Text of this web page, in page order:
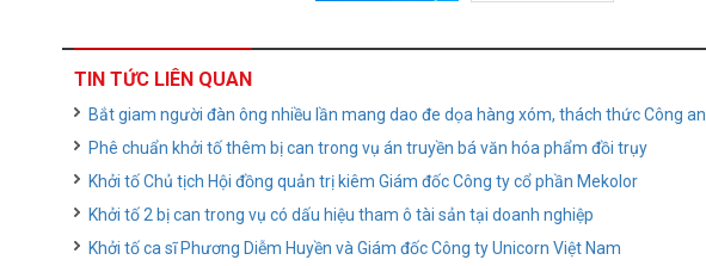
TIN TỨC LIÊN QUAN
Bắt giam người đàn ông nhiều lần mang dao đe dọa hàng xóm, thách thức Công an
Phê chuẩn khởi tố thêm bị can trong vụ án truyền bá văn hóa phẩm đồi trụy
Khởi tố Chủ tịch Hội đồng quản trị kiêm Giám đốc Công ty cổ phần Mekolor
Khởi tố 2 bị can trong vụ có dấu hiệu tham ô tài sản tại doanh nghiệp
Khởi tố ca sĩ Phương Diễm Huyền và Giám đốc Công ty Unicorn Việt Nam